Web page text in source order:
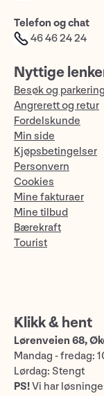
Telefon og chat
46 46 24 24
Nyttige
Besøk og parkering
Angrerett og retur
Fordelskunde
Min side
Kjøpsbetingelser
Personvern
Cookies
Mine fakturaer
Mine tilbud
Bærekraft
Tourist
Klikk & hent
Lørenveien 68,
Mandag - fredag:
Lørdag: Stengt
PS!Vi har